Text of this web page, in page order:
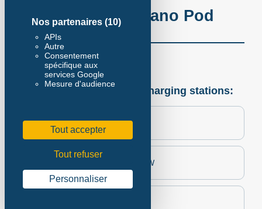
Nos partenaires (10)
APIs
Autre
Consentement
spécifique aux
services Google
Mesure d'audience
Tout accepter
Tout refuser
Personnaliser
Configure your Nano Pod
Choose configuration of charging stations:
Nano AC: 4x 22kW
Nano DC light: 4x 22kW, 1x 66kW